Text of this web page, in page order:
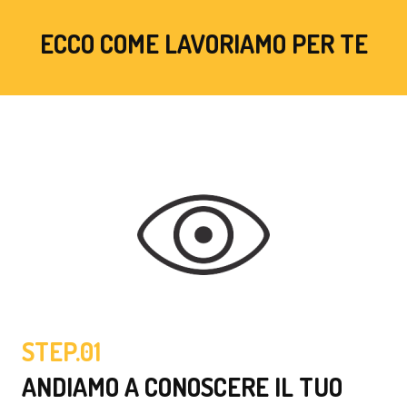
ECCO COME LAVORIAMO PER TE
STEP.01
ANDIAMO A CONOSCERE IL TUO